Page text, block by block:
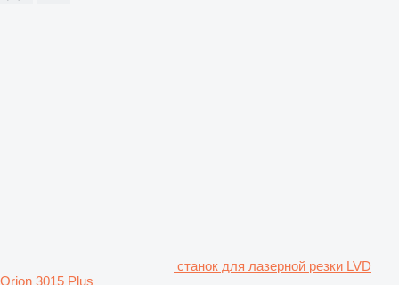
станок для лазерной резки LVD
Orion 3015 Plus